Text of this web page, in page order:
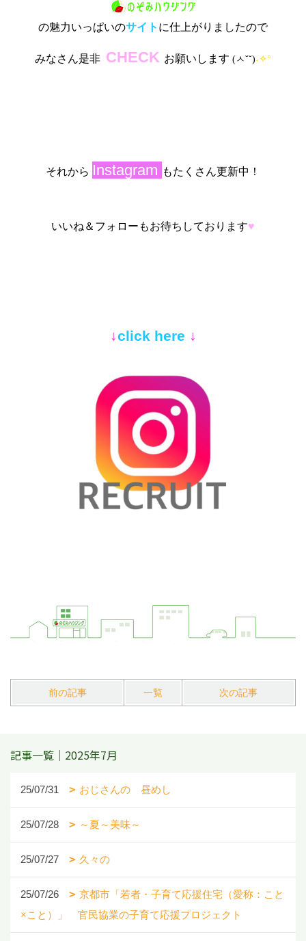
の魅力いっぱいのサイト に仕上がりましたので
みなさん是非 CHECK お願いします (ㅅ˘˘)˖✧°
それから Instagram もたくさん更新中！
いいね＆フォローもお待ちしております♥
↓click here ↓
前の記事 一覧 次の記事
記事一覧｜2025年7月
25/07/31 おじさんの 昼めし
25/07/28 ～夏～美味～
25/07/27 久々の
25/07/26
京都市「若者・子育て応援住宅（愛称：こと
×こと）」 官民協業の子育て応援プロジェクト